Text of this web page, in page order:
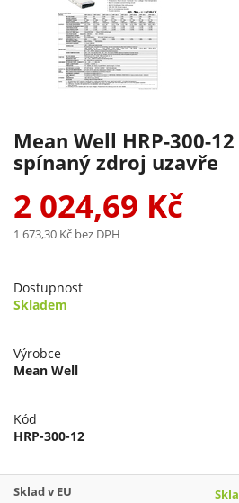
Mean Well HRP-300-
spínaný zdroj uzavře
2 024,69 Kč
1 673,30 Kč bez DPH
Dostupnost
Skladem
Výrobce
Mean Well
Kód
HRP-300-12
Sklad v EU